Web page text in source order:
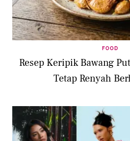
FOOD
Resep Keripik Bawang
Tetap Renyah